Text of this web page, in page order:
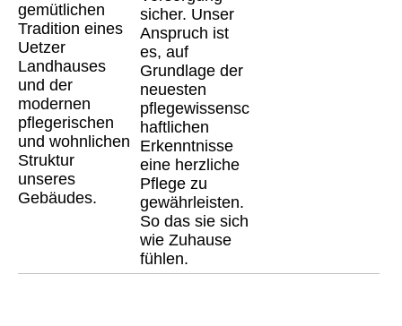
gemütlichen
Tradition eines
Uetzer
Landhauses
und der
modernen
pflegerischen
und wohnlichen
Struktur
unseres
Gebäudes.
sicher. Unser
Anspruch ist
es, auf
Grundlage der
neuesten
pflegewissensc
haftlichen
Erkenntnisse
eine herzliche
Pflege zu
gewährleisten.
So das sie sich
wie Zuhause
fühlen.